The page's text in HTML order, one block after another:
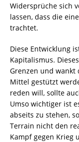
Widersprüche sich
lassen, dass die
trachtet.
Diese Entwicklung
Kapitalismus.
Grenzen und wankt
Mittel gestützt
reden will, sollte
Umso wichtiger ist
abseits zu stehen,
Terrain nicht den
Kampf gegen Krieg